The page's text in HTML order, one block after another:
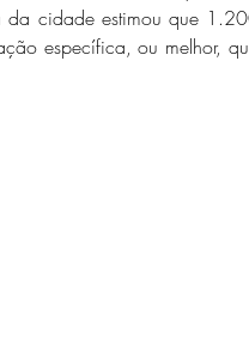
cidade estimou que
específica, ou melhor,